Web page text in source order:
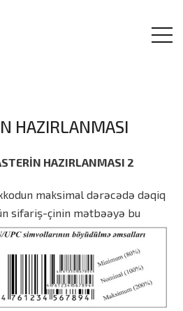
HAZIRLANMASI
HAZIRLANMASI 2
maksimal dərəcədə dəqiq
sifariş-çinin mətbəəyə bu